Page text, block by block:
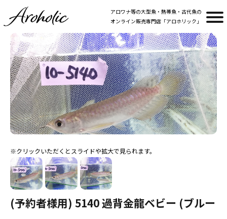
アロワナ等の大型魚・熱帯魚・古代魚の
オンライン販売専門店「アロホリック」
(予約者様用) 5140 過背金龍ベビー (ブルー